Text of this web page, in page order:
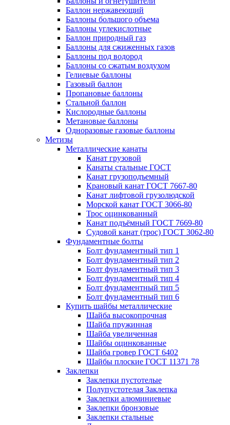
Баллон нержавеющий
Баллоны большого объема
Баллоны углекислотные
Баллон природный газ
Баллоны для сжиженных газов
Баллоны под водород
Баллоны со сжатым воздухом
Гелиевые баллоны
Газовый баллон
Пропановые баллоны
Стальной баллон
Кислородные баллоны
Метановые баллоны
Одноразовые газовые баллоны
Метизы
Металлические канаты
Канат грузовой
Канаты стальные ГОСТ
Канат грузоподъемный
Крановый канат ГОСТ 7667-80
Канат лифтовой грузолюдской
Морской канат ГОСТ 3066-80
Трос оцинкованный
Канат подъёмный ГОСТ 7669-80
Судовой канат (трос) ГОСТ 3062-80
Фундаментные болты
Болт фундаментный тип 1
Болт фундаментный тип 2
Болт фундаментный тип 3
Болт фундаментный тип 4
Болт фундаментный тип 5
Болт фундаментный тип 6
Купить шайбы металлические
Шайба высокопрочная
Шайба пружинная
Шайба увеличенная
Шайбы оцинкованные
Шайба гровер ГОСТ 6402
Шайбы плоские ГОСТ 11371 78
Заклепки
Заклепки пустотелые
Полупустотелая Заклепка
Заклепки алюминиевые
Заклепки бронзовые
Заклепки стальные